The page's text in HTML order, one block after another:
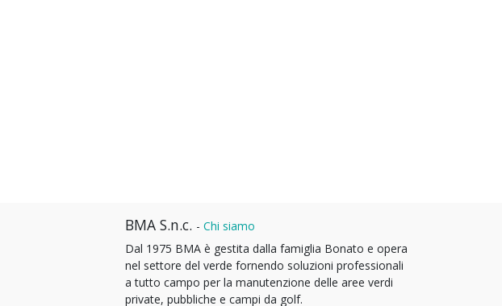
BMA S.n.c. - Chi siamo
Dal 1975 BMA è gestita dalla famiglia Bonato e opera
nel settore del verde fornendo soluzioni professionali
a tutto campo per la manutenzione delle aree verdi
private, pubbliche e campi da golf.